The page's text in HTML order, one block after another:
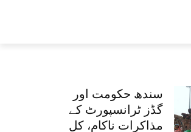
سندھ حکومت اور
گڈز ٹرانسپورٹ کے
مذاکرات ناکام، کل